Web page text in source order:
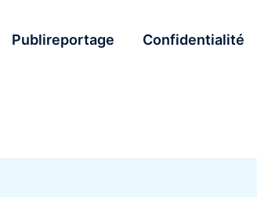
Publireportage Confidentialité